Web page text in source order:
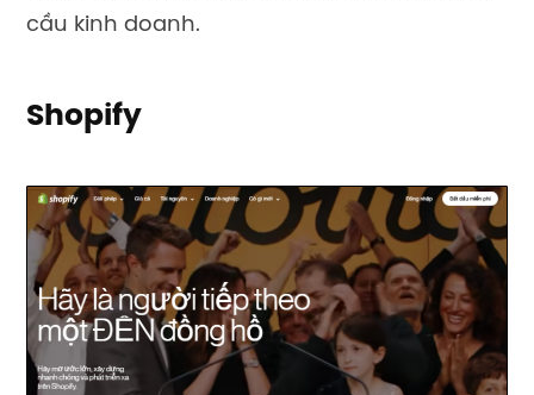
cầu kinh doanh.
Shopify